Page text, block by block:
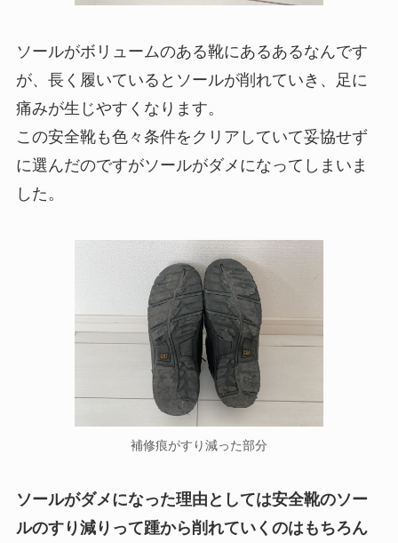
ソールがボリュームのある靴にあるあるなんです
が、長く履いているとソールが削れていき、足に
痛みが生じやすくなります。
この安全靴も色々条件をクリアしていて妥協せず
に選んだのですがソールがダメになってしまいま
した。
補修痕がすり減った部分
ソールがダメになった理由としては安全靴のソー
ルのすり減りって踵から削れていくのはもちろん